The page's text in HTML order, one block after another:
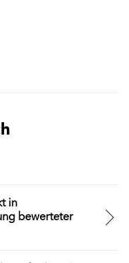
in
bewerteter